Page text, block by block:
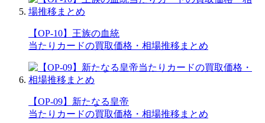
【OP-10】王族の血統
当たりカードの買取価格・相場推移まとめ
【OP-09】新たなる皇帝
当たりカードの買取価格・相場推移まとめ